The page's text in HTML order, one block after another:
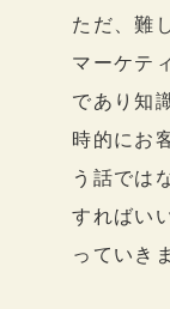
ただ、難
マーケテ
であり知
時的にお
う話では
すればい
っていき